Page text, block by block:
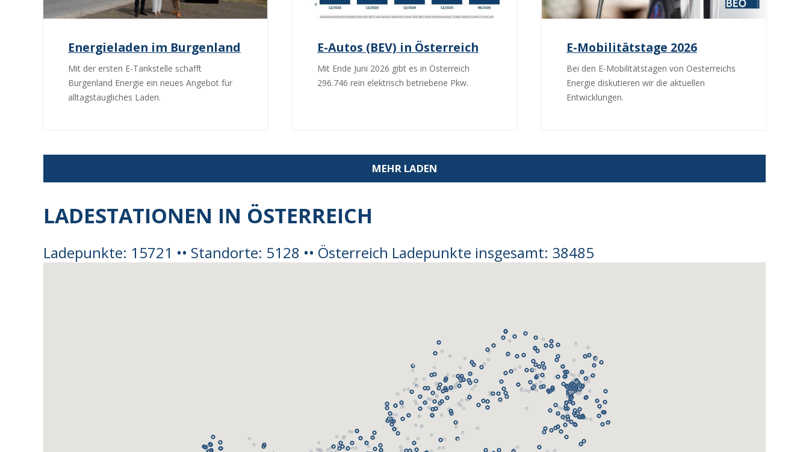
Energieladen im Burgenland
Mit der ersten E-Tankstelle schafft
Burgenland Energie ein neues Angebot für
alltagstaugliches Laden.
E-Autos (BEV) in Österreich
Mit Ende Juni 2026 gibt es in Österreich
296.746 rein elektrisch betriebene Pkw.
E-Mobilitätstage 2026
Bei den E-Mobilitätstagen von Oesterreichs
Energie diskutieren wir die aktuellen
Entwicklungen.
MEHR LADEN
LADESTATIONEN IN ÖSTERREICH
Ladepunkte: 15721 •• Standorte: 5128 •• Österreich Ladepunkte insgesamt: 38485